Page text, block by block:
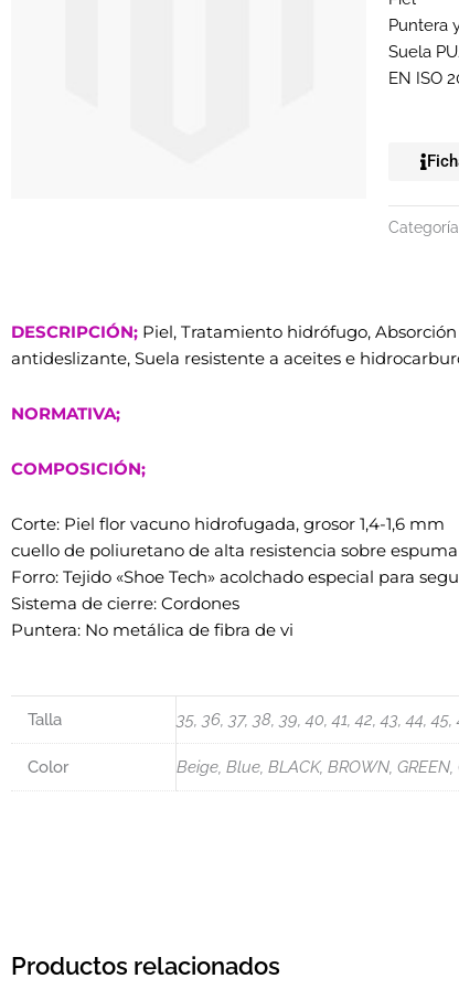
Puntera
Suela
EN ISO
Categoría
DESCRIPCIÓN; Piel, Tratamiento hidrófugo,
antideslizante, Suela resistente a aceites e
NORMATIVA;
COMPOSICIÓN;
Corte: Piel flor vacuno hidrofugada, grosor 1,4-1,6 mm
cuello de poliuretano de alta resistencia sobre
Forro: Tejido «Shoe Tech» acolchado especial para
Sistema de cierre: Cordones
Puntera: No metálica de fibra de vi
Talla 35, 36, 37, 38, 39, 40, 41, 42, 43, 44, 45,
Color Beige, Blue, BLACK, BROWN, GREEN,
Productos relacionados